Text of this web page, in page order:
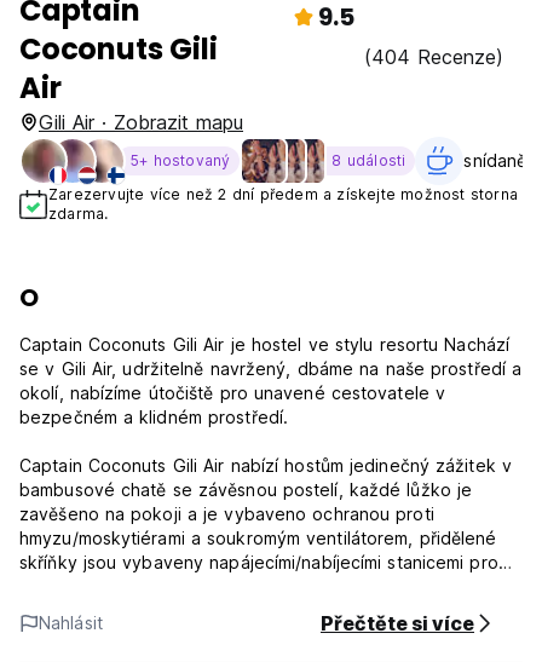
Captain
Coconuts Gili
Air
9.5
(404 Recenze)
Gili Air · Zobrazit mapu
5+ hostovaný 8 události snídaně
Zarezervujte více než 2 dní předem a získejte možnost storna
zdarma.
O
Captain Coconuts Gili Air je hostel ve stylu resortu Nachází
se v Gili Air, udržitelně navržený, dbáme na naše prostředí a
okolí, nabízíme útočiště pro unavené cestovatele v
bezpečném a klidném prostředí.
Captain Coconuts Gili Air nabízí hostům jedinečný zážitek v
bambusové chatě se závěsnou postelí, každé lůžko je
zavěšeno na pokoji a je vybaveno ochranou proti
hmyzu/moskytiérami a soukromým ventilátorem, přidělené
skříňky jsou vybaveny napájecími/nabíjecími stanicemi pro
Sprcha s teplou vodou je k dispozici všem hostům díky
Nahlásit Přečtěte si více